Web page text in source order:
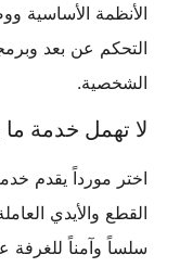
الأنظمة الأساسية
التحكم عن بعد
الشخصية.
لا تهمل خدمة ما
اختر مورداً يقدم
القطع والأيدي
سلساً وآمناً للغرفة